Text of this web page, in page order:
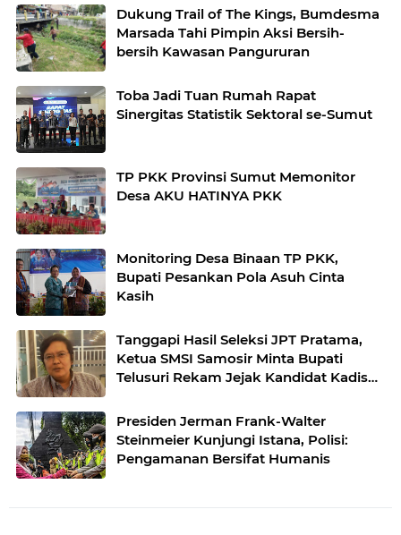
Dukung Trail of The Kings, Bumdesma
Marsada Tahi Pimpin Aksi Bersih-
bersih Kawasan Pangururan
Toba Jadi Tuan Rumah Rapat
Sinergitas Statistik Sektoral se-Sumut
TP PKK Provinsi Sumut Memonitor
Desa AKU HATINYA PKK
Monitoring Desa Binaan TP PKK,
Bupati Pesankan Pola Asuh Cinta
Kasih
Tanggapi Hasil Seleksi JPT Pratama,
Ketua SMSI Samosir Minta Bupati
Telusuri Rekam Jejak Kandidat Kadis
Presiden Jerman Frank-Walter
Steinmeier Kunjungi Istana, Polisi:
Pengamanan Bersifat Humanis